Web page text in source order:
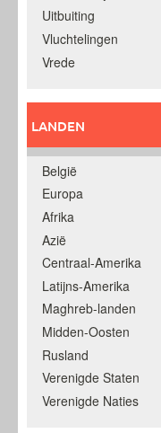
Uitbuiting
Vluchtelingen
Vrede
LANDEN
België
Europa
Afrika
Azië
Centraal-Amerika
Latijns-Amerika
Maghreb-landen
Midden-Oosten
Rusland
Verenigde Staten
Verenigde Naties